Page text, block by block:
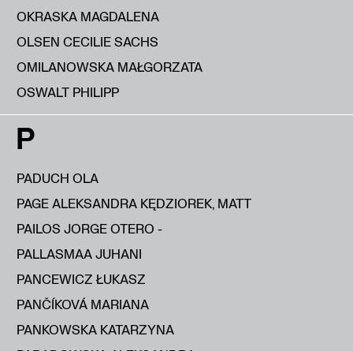
OKRASKA MAGDALENA
OLSEN CECILIE SACHS
OMILANOWSKA MAŁGORZATA
OSWALT PHILIPP
P
PADUCH OLA
PAGE ALEKSANDRA KĘDZIOREK, MATT
PAILOS JORGE OTERO -
PALLASMAA JUHANI
PANCEWICZ ŁUKASZ
PANČÍKOVÁ MARIANA
PANKOWSKA KATARZYNA